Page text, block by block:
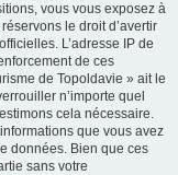
vous vous exposez à
le droit d’avertir
L’adresse IP de
de ces
de Topoldavie » ait le
n’importe quel
cela nécessaire.
que vous avez
données. Bien que ces
sans votre